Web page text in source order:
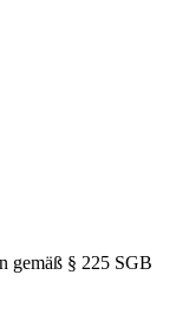
gemäß § 225 SGB